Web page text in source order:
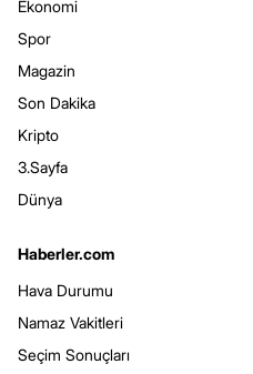
Ekonomi
Spor
Magazin
Son Dakika
Kripto
3.Sayfa
Dünya
Haberler.com
Hava Durumu
Namaz Vakitleri
Seçim Sonuçları